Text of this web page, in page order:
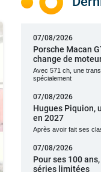
07/08/2026
Porsche Macan
change de
Avec 571 ch, une
spécialement
07/08/2026
Hugues Piquion,
en 2027
Après avoir fait ses
07/08/2026
Pour ses 100
séries limitées